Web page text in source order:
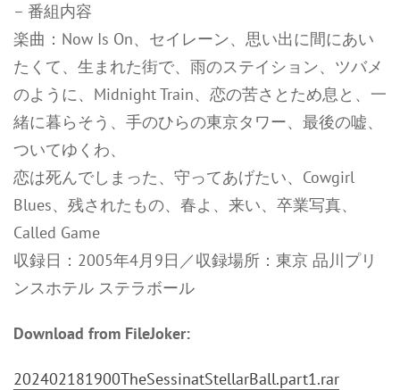
– 番組内容
楽曲：Now Is On、セイレーン、思い出に間にあい
たくて、生まれた街で、雨のステイション、ツバメ
のように、Midnight Train、恋の苦さとため息と、一
緒に暮らそう、手のひらの東京タワー、最後の嘘、
ついてゆくわ、
恋は死んでしまった、守ってあげたい、Cowgirl
Blues、残されたもの、春よ、来い、卒業写真、
Called Game
収録日：2005年4月9日／収録場所：東京 品川プリ
ンスホテル ステラボール
Download from FileJoker:
202402181900TheSessinatStellarBall.part1.rar